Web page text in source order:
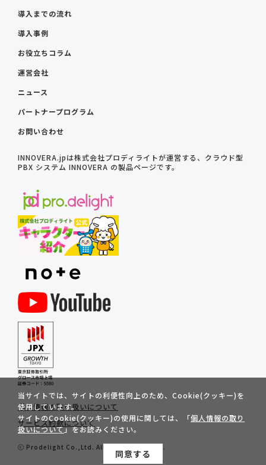
導入までの流れ
導入事例
お役立ちコラム
運営会社
ニュース
パートナープログラム
お問い合わせ
INNOVERA.jpは株式会社プロディライトが運営する、クラウド型
PBX システム INNOVERA の製品ページです。
個人情報の取り扱いについて
サービス約款について
ⓒ Prodelight Co.,Ltd. All Rights Reserved.
当サイトでは、サイトの利便性向上のため、Cookie(クッキー)を
使用しています。
サイトのCookie(クッキー)の使用に関しては、「個人情報の取り
扱いについて」をお読みください。
同意する